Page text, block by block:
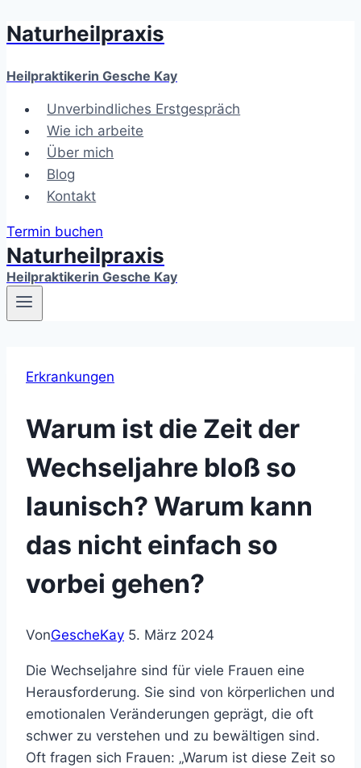
Zum
springen
Naturheilpraxis
Heilpraktikerin Gesche Kay
Unverbindliches Erstgespräch
Wie ich arbeite
Über mich
Blog
Kontakt
Termin buchen
Naturheilpraxis
Heilpraktikerin Gesche Kay
Erkrankungen
Warum ist die Zeit der
Wechseljahre bloß so
launisch? Warum kann
das nicht einfach so
vorbei gehen?
VonGescheKay 5. März 2024
Die Wechseljahre sind für viele Frauen eine
Herausforderung. Sie sind von körperlichen und
emotionalen Veränderungen geprägt, die oft
schwer zu verstehen und zu bewältigen sind.
Oft fragen sich Frauen: „Warum ist diese Zeit so